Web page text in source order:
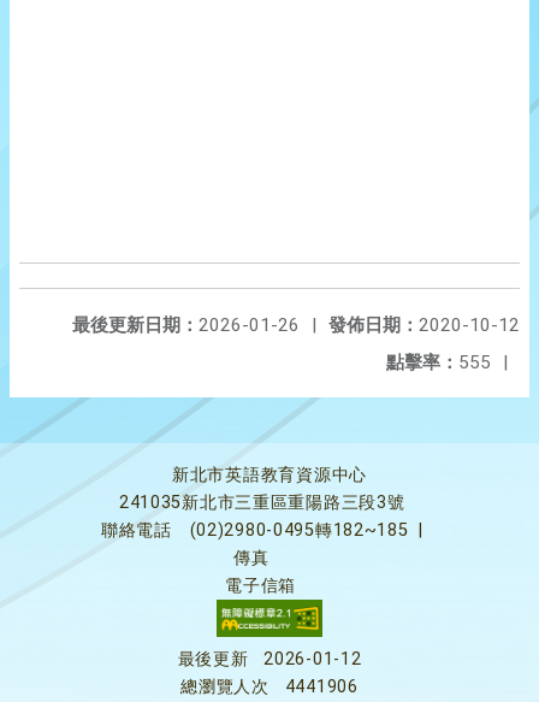
發佈日期： 2020-10-12
最後更新日期： 2026-01-26
|
點擊率： 555 |
新北市英語教育資源中心
241035新北市三重區重陽路三段3號
聯絡電話
(02)2980-0495轉182~185
傳真
電子信箱
最後更新
2026-01-12
總瀏覽人次
4441906